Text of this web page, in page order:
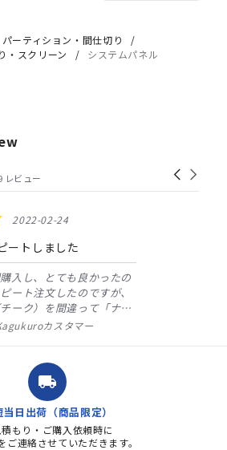
パーティション・間仕切り
・スクリーン
システムパネル
Carousel
レビュー
5.0
star
rating
2022-02-24
ートしました
入し、とても良かったの
ート注文したのですが、
ーク）を間違って「ナチ
」としてしまいました。
た。商品到着も早く、品
使いやすさで満足していま
また、リピートするときは
しくお...
カスタマー
local_shipping
日出荷（商品限定）
もり・ご購入依頼時に
ご連絡させていただきます。